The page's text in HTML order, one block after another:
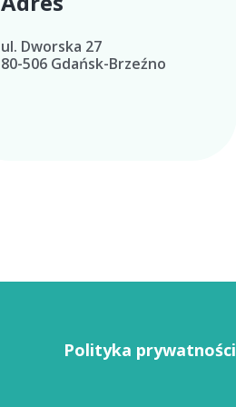
ul. Dworska 27
80-506 Gdańsk-Brzeźno
Polityka prywatności